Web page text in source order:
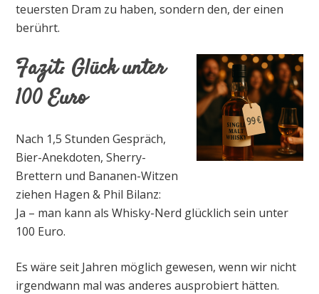
teuersten Dram zu haben, sondern den, der einen
berührt.
Fazit: Glück unter
100 Euro
Nach 1,5 Stunden Gespräch,
Bier-Anekdoten, Sherry-
Brettern und Bananen-Witzen
ziehen Hagen & Phil Bilanz:
Ja – man kann als Whisky-Nerd glücklich sein unter
100 Euro.
Es wäre seit Jahren möglich gewesen, wenn wir nicht
irgendwann mal was anderes ausprobiert hätten.